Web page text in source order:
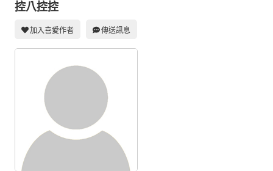
攤位轉讓區
會員功能選單
會員中心
控八控控
加入喜愛作者 傳送訊息